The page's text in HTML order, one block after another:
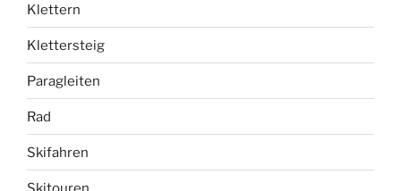
Klettern
Klettersteig
Paragleiten
Rad
Skifahren